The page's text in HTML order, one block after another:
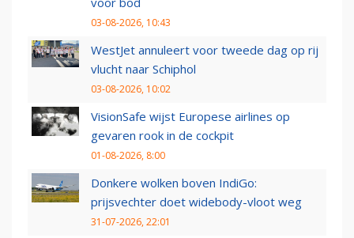
03-08-2026, 10:43
WestJet annuleert voor tweede dag op rij
vlucht naar Schiphol
03-08-2026, 10:02
VisionSafe wijst Europese airlines op
gevaren rook in de cockpit
01-08-2026, 8:00
Donkere wolken boven IndiGo:
prijsvechter doet widebody-vloot weg
31-07-2026, 22:01